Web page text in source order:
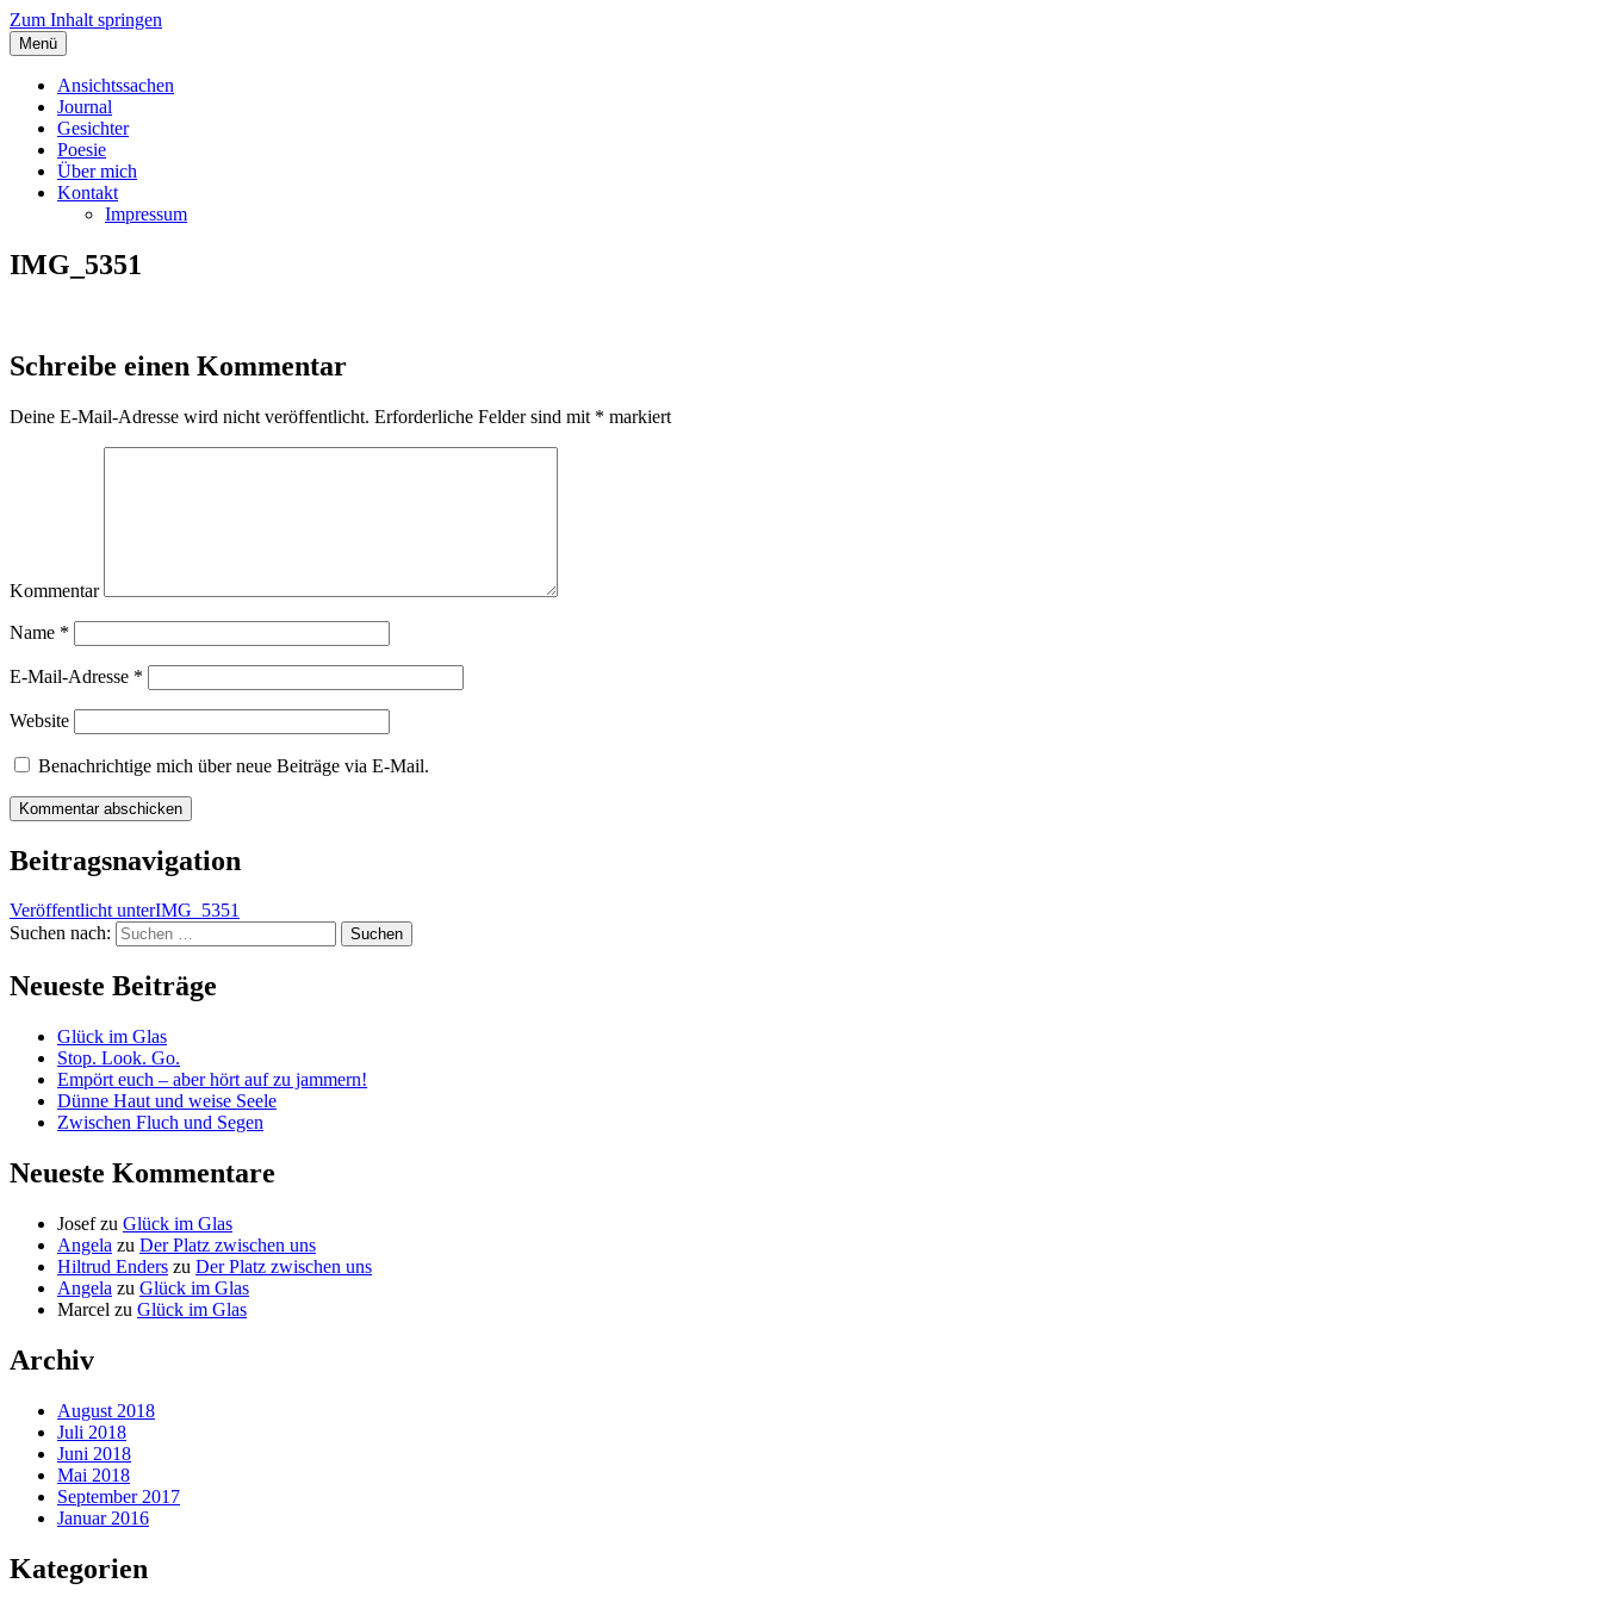
Zum Inhalt springen
Angelas Ansichtssachen
Menü
Ansichtssachen
Journal
Gesichter
Poesie
Über mich
Kontakt
Impressum
IMG_5351
Schreibe einen Kommentar
Deine E-Mail-Adresse wird nicht veröffentlicht. Erforderliche Felder sind mit * markiert
Kommentar
Name *
E-Mail-Adresse *
Website
Benachrichtige mich über neue Beiträge via E-Mail.
Beitragsnavigation
Veröffentlicht unterIMG_5351
Suchen nach:
Neueste Beiträge
Glück im Glas
Stop. Look. Go.
Empört euch – aber hört auf zu jammern!
Dünne Haut und weise Seele
Zwischen Fluch und Segen
Neueste Kommentare
Josefzu Glück im Glas
Angela zu Der Platz zwischen uns
Hiltrud Enders zu Der Platz zwischen uns
Angela zu Glück im Glas
Marcel zu Glück im Glas
Archiv
August 2018
Juli 2018
Juni 2018
Mai 2018
September 2017
Januar 2016
Kategorien